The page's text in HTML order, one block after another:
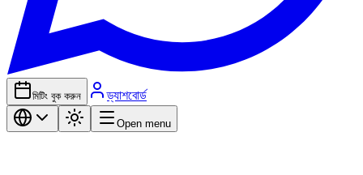
মিটিং বুক করুন ড্যাশবোর্ড
Open menu